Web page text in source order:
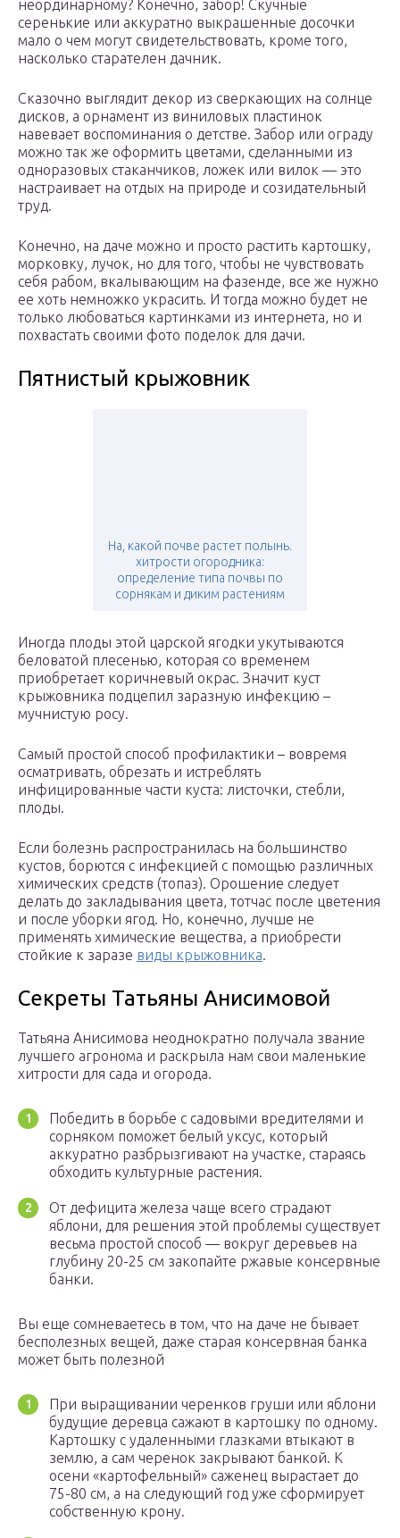
неординарному? Конечно, забор! Скучные
серенькие или аккуратно выкрашенные досочки
мало о чем могут свидетельствовать, кроме того,
насколько старателен дачник.
Сказочно выглядит декор из сверкающих на солнце
дисков, а орнамент из виниловых пластинок
навевает воспоминания о детстве. Забор или ограду
можно так же оформить цветами, сделанными из
одноразовых стаканчиков, ложек или вилок — это
настраивает на отдых на природе и созидательный
труд.
Конечно, на даче можно и просто растить картошку,
морковку, лучок, но для того, чтобы не чувствовать
себя рабом, вкалывающим на фазенде, все же нужно
ее хоть немножко украсить. И тогда можно будет не
только любоваться картинками из интернета, но и
похвастать своими фото поделок для дачи.
Пятнистый крыжовник
На, какой почве растет полынь.
хитрости огородника:
определение типа почвы по
сорнякам и диким растениям
Иногда плоды этой царской ягодки укутываются
беловатой плесенью, которая со временем
приобретает коричневый окрас. Значит куст
крыжовника подцепил заразную инфекцию –
мучнистую росу.
Самый простой способ профилактики – вовремя
осматривать, обрезать и истреблять
инфицированные части куста: листочки, стебли,
плоды.
Если болезнь распространилась на большинство
кустов, борются с инфекцией с помощью различных
химических средств (топаз). Орошение следует
делать до закладывания цвета, тотчас после цветения
и после уборки ягод. Но, конечно, лучше не
применять химические вещества, а приобрести
стойкие к заразе виды крыжовника.
Секреты Татьяны Анисимовой
Татьяна Анисимова неоднократно получала звание
лучшего агронома и раскрыла нам свои маленькие
хитрости для сада и огорода.
Победить в борьбе с садовыми вредителями и
сорняком поможет белый уксус, который
аккуратно разбрызгивают на участке, стараясь
обходить культурные растения.
От дефицита железа чаще всего страдают
яблони, для решения этой проблемы существует
весьма простой способ — вокруг деревьев на
глубину 20-25 см закопайте ржавые консервные
банки.
Вы еще сомневаетесь в том, что на даче не бывает
бесполезных вещей, даже старая консервная банка
может быть полезной
При выращивании черенков груши или яблони
будущие деревца сажают в картошку по одному.
Картошку с удаленными глазками втыкают в
землю, а сам черенок закрывают банкой. К
осени «картофельный» саженец вырастает до
75-80 см, а на следующий год уже сформирует
собственную крону.